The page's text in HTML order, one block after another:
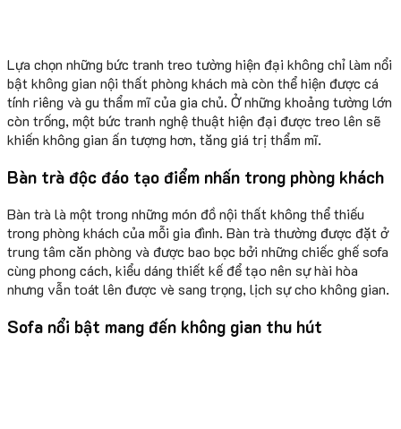
Lựa chọn những bức tranh treo tường hiện đại không chỉ làm nổi
bật không gian nội thất phòng khách mà còn thể hiện được cá
tính riêng và gu thẩm mĩ của gia chủ. Ở những khoảng tường lớn
còn trống, một bức tranh nghệ thuật hiện đại được treo lên sẽ
khiến không gian ấn tượng hơn, tăng giá trị thẩm mĩ.
Bàn trà độc đáo tạo điểm nhấn trong phòng khách
Bàn trà là một trong những món đồ nội thất không thể thiếu
trong phòng khách của mỗi gia đình. Bàn trà thường được đặt ở
trung tâm căn phòng và được bao bọc bởi những chiếc ghế sofa
cùng phong cách, kiểu dáng thiết kế để tạo nên sự hài hòa
nhưng vẫn toát lên được vè sang trọng, lịch sự cho không gian.
Sofa nổi bật mang đến không gian thu hút